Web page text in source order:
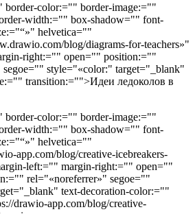
color:="" border-image:=""
width:="" box-shadow="" font-
helvetica=""
blog/diagrams-for-teachers»"
right:="" open="" position:=""
style="«color:" target="_blank"
transition:="">Идеи ледоколов в
color:="" border-image:=""
width:="" box-shadow="" font-
helvetica=""
app.com/blog/creative-icebreakers-
left:="" margin-right:="" open=""
rel="«noreferrer»" segoe=""
text-decoration-color:=""
drawio-app.com/blog/creative-